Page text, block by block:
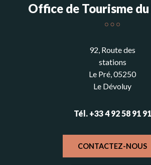
Office de Tourisme
92, Route des
stations
Le Pré, 05250
Le Dévoluy
Tél. +33 4 92 58 91 91
CONTACTEZ-NOUS